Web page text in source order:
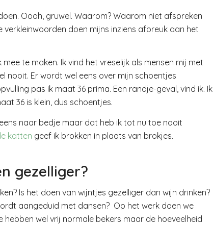
Oooh, gruwel. Waarom? Waarom niet afspreken
doen mijns inziens afbreuk aan het
te maken. Ik vind het vreselijk als mensen mij met
nooit. Er wordt wel eens over mijn schoentjes
pas ik maat 36 prima. Een randje-geval, vind ik. Ik
36 is klein, dus schoentjes.
naar bedje maar dat heb ik tot nu toe nooit
katten geef ik brokken in plaats van brokjes.
gezelliger?
Is het doen van wijntjes gezelliger dan wijn drinken?
aangeduid met dansen? Op het werk doen we
wel vrij normale bekers maar de hoeveelheid